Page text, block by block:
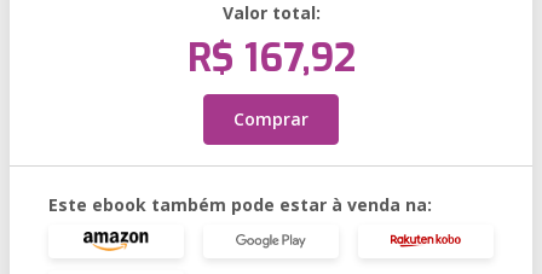
Valor total:
R$ 167,92
Comprar
Este ebook também pode estar à venda na: